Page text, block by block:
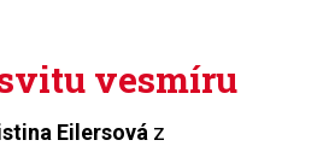
vesmíru
Eilersová z